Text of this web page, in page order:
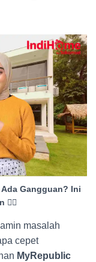
Gangguan? Ini
masalah
cepet
MyRepublic